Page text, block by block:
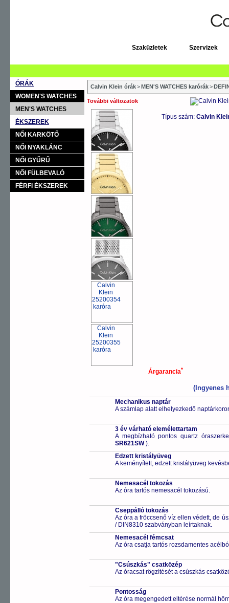
Szaküzletek Szervizek
ÓRÁK
WOMEN'S WATCHES
MEN'S WATCHES
ÉKSZEREK
NŐI KARKÖTŐ
NŐI NYAKLÁNC
NŐI GYŰRŰ
NŐI FÜLBEVALÓ
FÉRFI ÉKSZEREK
Calvin Klein órák>MEN'S WATCHES karórák>
További változatok
Típus szám: Calvin
Árgarancia*
(Ingyenes
Mechanikus naptár
A számlap alatt elhelyezkedő
3 év várható elemélettartam
A megbízható pontos quartz
SR621SW).
Edzett kristályüveg
A keményített, edzett kristályüveg
Nemesacél tokozás
Az óra tartós nemesacél tokozású.
Cseppálló tokozás
Az óra a fröccsenő víz ellen védett, de
/ DIN8310 szabványban leírtaknak.
Nemesacél fémcsat
Az óra csatja tartós rozsdamentes
"Csúszkás" csatközép
Az óracsat rögzítését a csúszkás
Pontosság
Az óra megengedett eltérése normál